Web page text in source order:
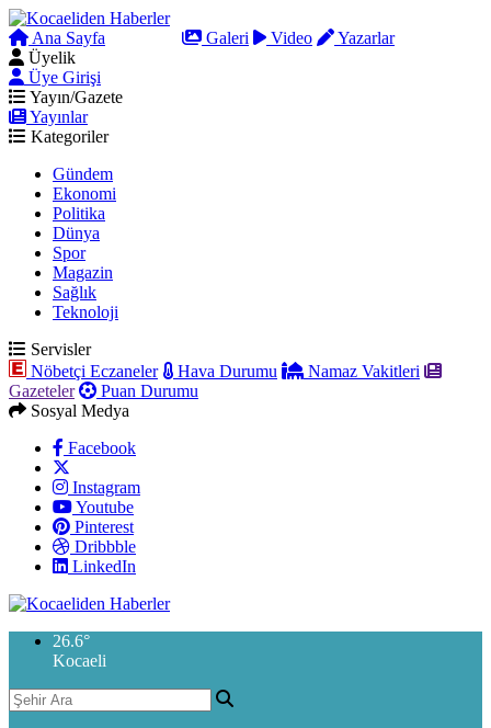
Ana Sayfa Galeri Video
Yazarlar
Üyelik
Üye Girişi
Yayın/Gazete
Yayınlar
Kategoriler
Gündem
Ekonomi
Politika
Dünya
Spor
Magazin
Sağlık
Teknoloji
Servisler
Nöbetçi Eczaneler
Hava Durumu
Namaz Vakitleri
Gazeteler
Puan Durumu
Sosyal Medya
Facebook
Instagram
Youtube
Pinterest
Dribbble
LinkedIn
26.6°
Kocaeli